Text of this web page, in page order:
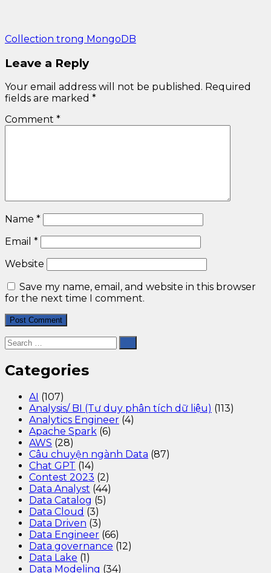
Collection trong MongoDB
Leave a Reply
Your email address will not be published. Required
fields are marked *
Comment *
Name *
Email *
Website
Save my name, email, and website in this browser
for the next time I comment.
Categories
AI (107)
Analysis/ BI (Tư duy phân tích dữ liệu) (113)
Analytics Engineer (4)
Apache Spark (6)
AWS (28)
Câu chuyện ngành Data (87)
Chat GPT (14)
Contest 2023 (2)
Data Analyst (44)
Data Catalog (5)
Data Cloud (3)
Data Driven (3)
Data Engineer (66)
Data governance (12)
Data Lake (1)
Data Modeling (34)